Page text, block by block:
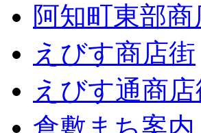
阿知町東部商
えびす商店街
えびす通商
倉敷まち案内